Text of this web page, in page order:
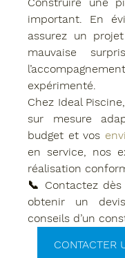
important. En
assurez un
expérimenté.
Chez Ideal Piscine
sur mesure
budget et vos
réalisation
📞 Contactez dès
obtenir un
conseils d’un
CONTACTER